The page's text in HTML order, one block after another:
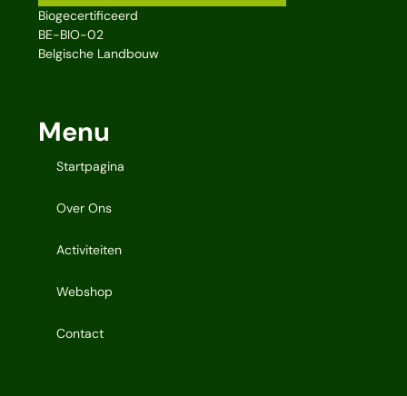
Menu
Startpagina
Over Ons
Activiteiten
Webshop
Contact
Biogecertificeerd
BE-BIO-02
Belgische Landbouw